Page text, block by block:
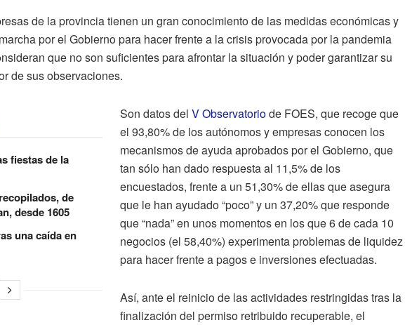
de la provincia tienen un gran conocimiento de las medidas económicas y
por el Gobierno para hacer frente a la crisis provocada por la pandemia
que no son suficientes para afrontar la situación y poder garantizar su
de sus observaciones.
fiestas de la
de
desde 1605
una caída en
Son datos del V Observatoriode FOES, que recoge que
el 93,80% de los autónomos y empresas conocen los
mecanismos de ayuda aprobados por el Gobierno, que
tan sólo han dado respuesta al 11,5% de los
encuestados, frente a un 51,30% de ellas que asegura
que le han ayudado “poco” y un 37,20% que responde
que “nada” en unos momentos en los que 6 de cada 10
negocios (el 58,40%) experimenta problemas de liquidez
para hacer frente a pagos e inversiones efectuadas.
Así, ante el reinicio de las actividades restringidas tras la
finalización del permiso retribuido recuperable, el